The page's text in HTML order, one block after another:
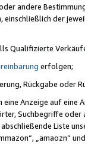
andere
der
Qualifizierte
erfolgen;
Rückgabe oder
Anzeige auf
Suchbegriffe
Liste
„amaozn“